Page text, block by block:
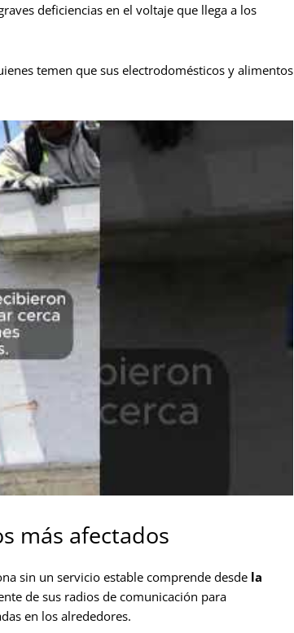
deficiencias en el voltaje que llega a los
temen que sus electrodomésticos y alimentos
más afectados
sin un servicio estable comprende desde la
de sus radios de comunicación para
en los alrededores.